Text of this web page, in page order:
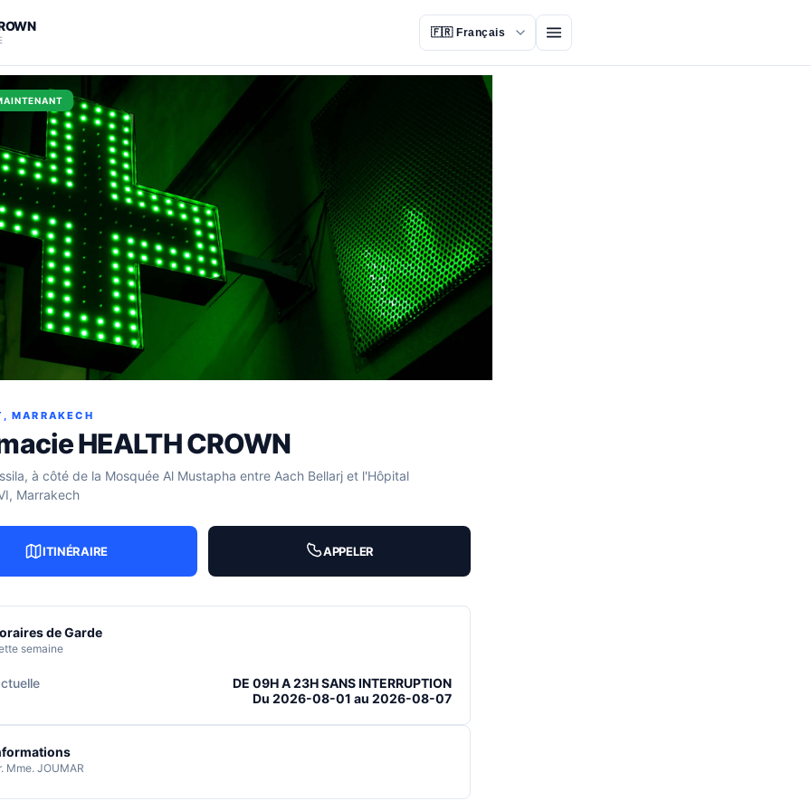
Ouvrir le menu
MARRAKECH
HEALTH CROWN
à côté de la Mosquée Al Mustapha entre Aach Bellarj et l'Hôpital
Marrakech
ITINÉRAIRE APPELER
de Garde
semaine
DE 09H A 23H SANS INTERRUPTION
Du 2026-08-01 au 2026-08-07
Mme. JOUMAR